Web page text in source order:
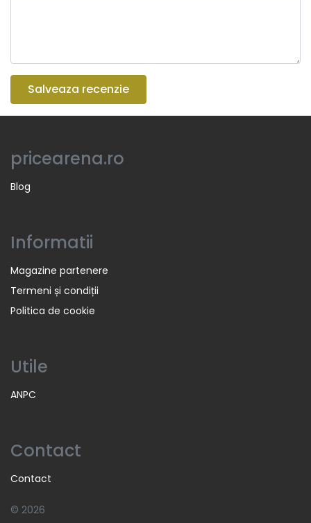
Salveaza recenzie
pricearena.ro
Blog
Informatii
Magazine partenere
Termeni și condiții
Politica de cookie
Utile
ANPC
Contact
Contact
© 2026